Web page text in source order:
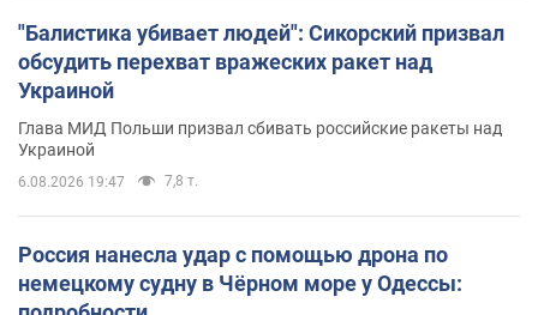
"Балистика убивает людей": Сикорский призвал
обсудить перехват вражеских ракет над
Украиной
Глава МИД Польши призвал сбивать российские ракеты над
Украиной
6.08.2026 19:47 7,8 т.
Россия нанесла удар с помощью дрона по
немецкому судну в Чёрном море у Одессы: